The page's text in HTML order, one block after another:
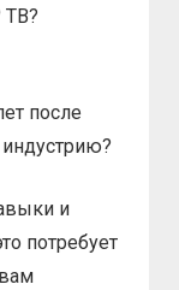
ТВ?
после
и
потребует